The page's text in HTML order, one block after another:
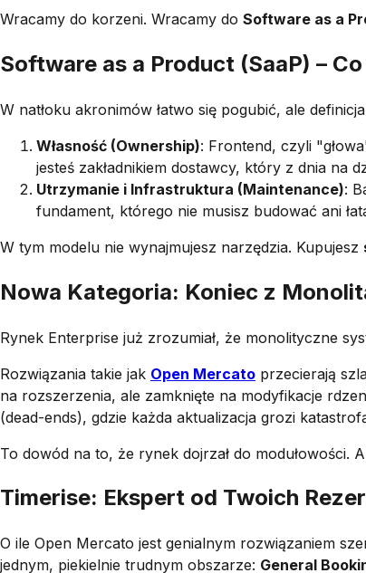
Wracamy do korzeni. Wracamy do Software as a
Software as a Product (SaaP) –
W natłoku akronimów łatwo się pogubić, ale definicja
Własność (Ownership): Frontend, czyli
jesteś zakładnikiem dostawcy, który z dnia na
Utrzymanie i Infrastruktura (Maintenance):
fundament, którego nie musisz budować ani
W tym modelu nie wynajmujesz narzędzia. Kupujesz
Nowa Kategoria: Koniec z
Rynek Enterprise już zrozumiał, że monolityczne
Rozwiązania takie jak Open Mercato przecierają
na rozszerzenia, ale zamknięte na modyfikacje
(dead-ends), gdzie każda aktualizacja grozi
To dowód na to, że rynek dojrzał do modułowości.
Timerise: Ekspert od Twoich
O ile Open Mercato jest genialnym rozwiązaniem
jednym, piekielnie trudnym obszarze: General